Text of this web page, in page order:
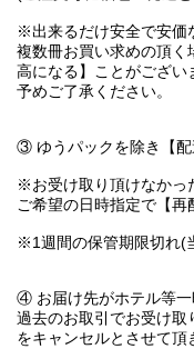
※出来るだけ安全で安価
複数冊お買い求めの頂く
高になる】ことがござい
予めご了承ください。
③ ゆうパックを除き【配
※お受け取り頂けなかっ
ご希望の日時指定で【再
※1週間の保管期限切れ(
④ お届け先がホテル等一
過去のお取引でお受け取
をキャンセルとさせて頂